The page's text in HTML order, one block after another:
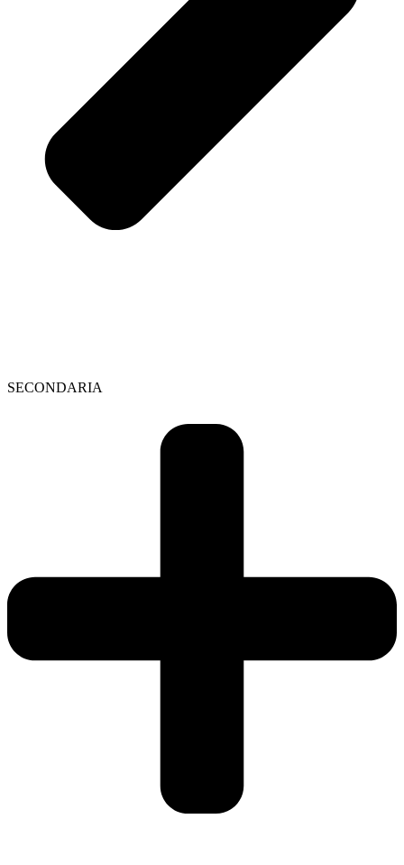
SECONDARIA